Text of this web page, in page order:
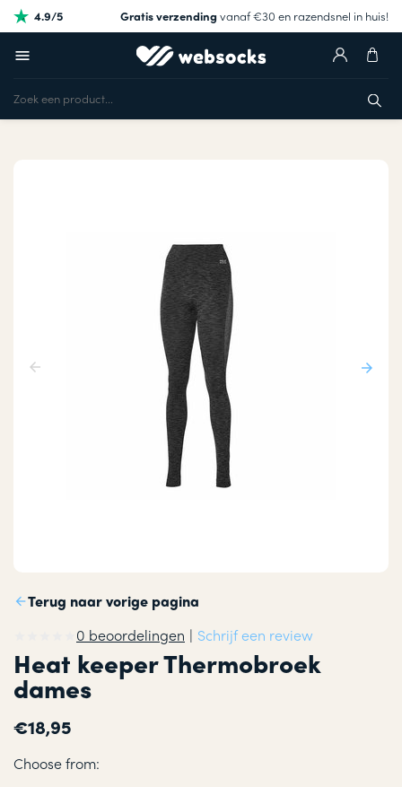
4.9/5 Gratis verzendingvanaf €30 en razendsnel in huis!
Terug naar vorige pagina
0 beoordelingen | Schrijf een review
Heat keeper Thermobroek
dames
€18,95
Choose from: